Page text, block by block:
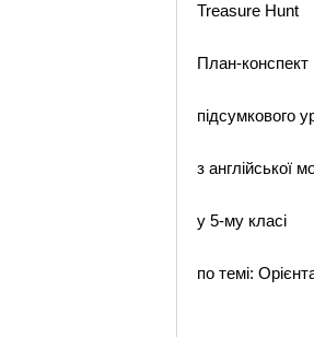
Treasure Hunt
План-конспект
підсумкового
з англійської
у 5-му класі
по темі: